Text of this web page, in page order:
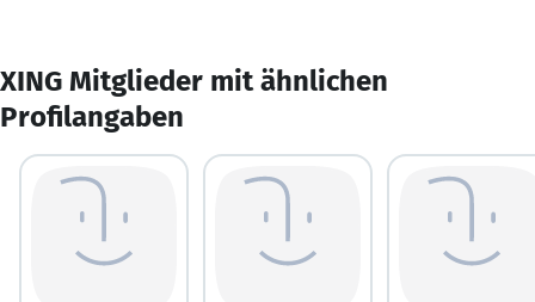
XING Mitglieder mit ähnlichen
Profilangaben